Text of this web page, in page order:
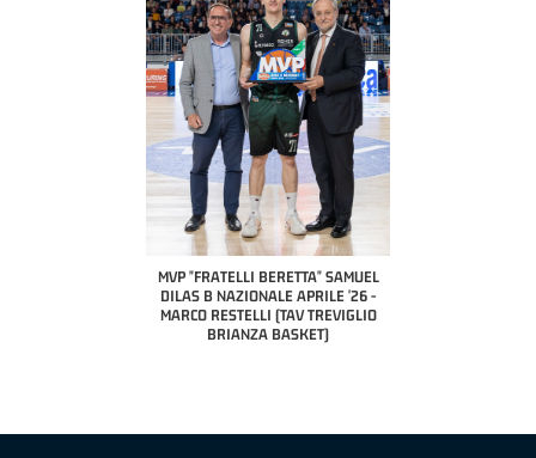
MVP "FRATELLI BERETTA" SAMUEL
DILAS B NAZIONALE APRILE '26 -
MARCO RESTELLI (TAV TREVIGLIO
BRIANZA BASKET)